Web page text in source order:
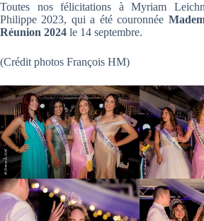
Toutes nos félicitations à Myriam
Philippe 2023, qui a été couronnée
Réunion 2024 le 14 septembre.
(Crédit photos François HM)